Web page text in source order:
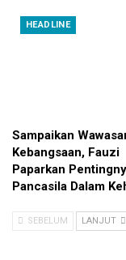
HEADLINE
Sampaikan
Kebangsaan, Fauzi
Paparkan
Pancasila Dalam
SEBELUM LANJUT